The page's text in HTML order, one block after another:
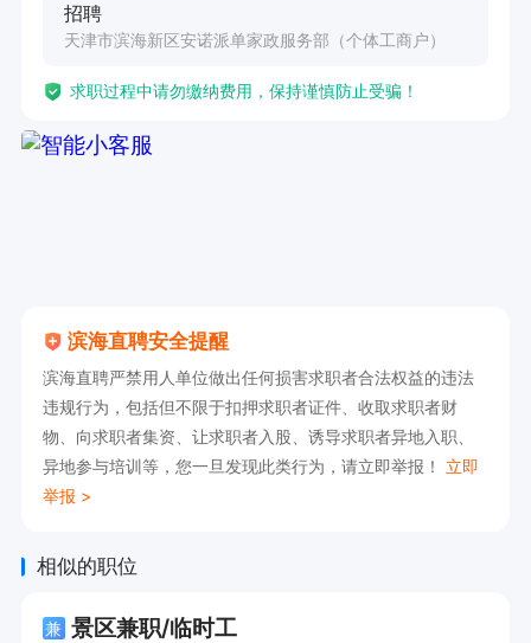
育。
5. 拥有驾驶证者优先，方便出行。
招聘
天津市滨海新区安诺派单家政服务部（个体工商户）
求职过程中请勿缴纳费用，保持谨慎防止受骗！
滨海直聘安全提醒
滨海直聘严禁用人单位做出任何损害求职者合法权益的违法
违规行为，包括但不限于扣押求职者证件、收取求职者财
物、向求职者集资、让求职者入股、诱导求职者异地入职、
异地参与培训等，您一旦发现此类行为，请立即举报！ 立即
举报 >
相似的职位
兼 景区兼职/临时工